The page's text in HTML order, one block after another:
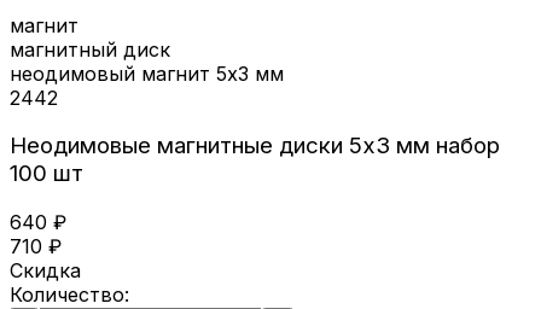
магнит
магнитный диск
неодимовый магнит 5х3 мм
2442
Неодимовые магнитные диски 5х3 мм набор
100 шт
640 ₽
710 ₽
Скидка
Количество: